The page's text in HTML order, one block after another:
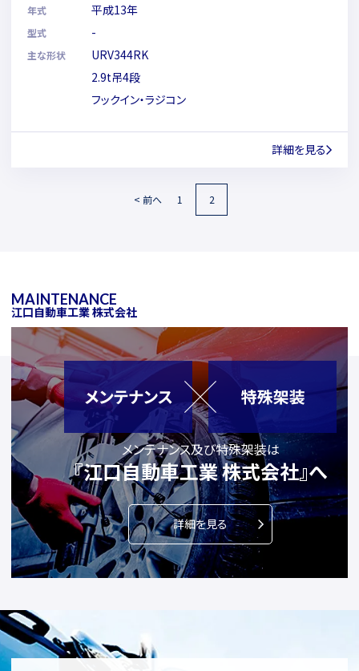
年式 平成13年
型式 -
主な形状
URV344RK
2.9t吊4段
フックイン・ラジコン
詳細を見る
< 前へ 1 2
MAINTENANCE
江口自動車工業 株式会社
メンテナンス及び特殊架装は
『江口自動車工業 株式会社』へ
詳細を見る